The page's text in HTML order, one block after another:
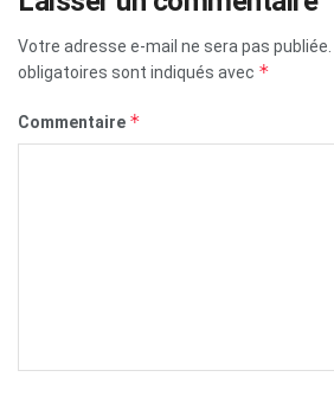
Votre adresse e-mail ne sera pas publiée.
obligatoires sont indiqués avec *
Commentaire *